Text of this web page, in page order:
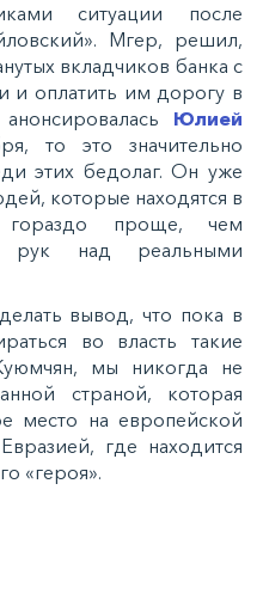
ситуации после
Мгер, решил,
вкладчиков банка с
и оплатить им дорогу в
Юлией
то это значительно
этих бедолаг. Он уже
которые находятся в
гораздо проще, чем
рук над реальными
вывод, что пока в
во власть такие
мы никогда не
страной, которая
место на европейской
где находится
«героя».